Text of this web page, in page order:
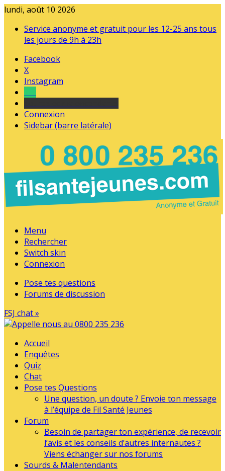
lundi, août 10 2026
Service anonyme et gratuit pour les 12-25 ans tous
les jours de 9h à 23h
Facebook
X
Instagram
Connexion
Sidebar (barre latérale)
Menu
Rechercher
Switch skin
Connexion
Pose tes questions
Forums de discussion
FSJ chat »
Accueil
Enquêtes
Quiz
Chat
Pose tes Questions
Une question, un doute ? Envoie ton message
à l’équipe de Fil Santé Jeunes
Forum
Besoin de partager ton expérience, de recevoir
l’avis et les conseils d’autres internautes ?
Viens échanger sur nos forums
Sourds & Malentendants